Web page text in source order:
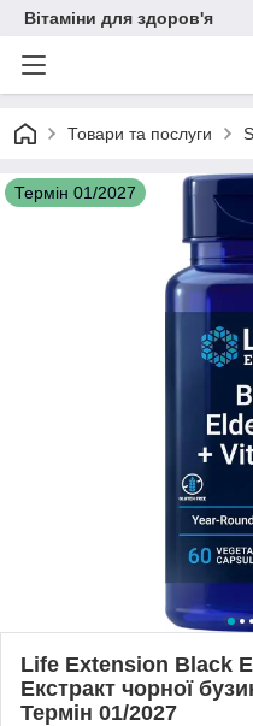
Вітаміни для здоров'я
Товари та послуги
Термін 01/2027
Life Extension Black
Екстракт чорної
Термін 01/2027